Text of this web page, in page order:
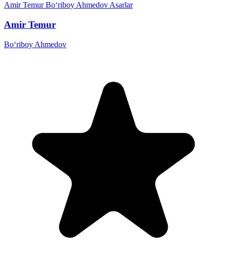
Amir Temur Bo‘riboy Ahmedov Asarlar
Amir Temur
Bo‘riboy Ahmedov